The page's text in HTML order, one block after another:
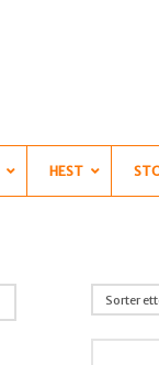
HEST